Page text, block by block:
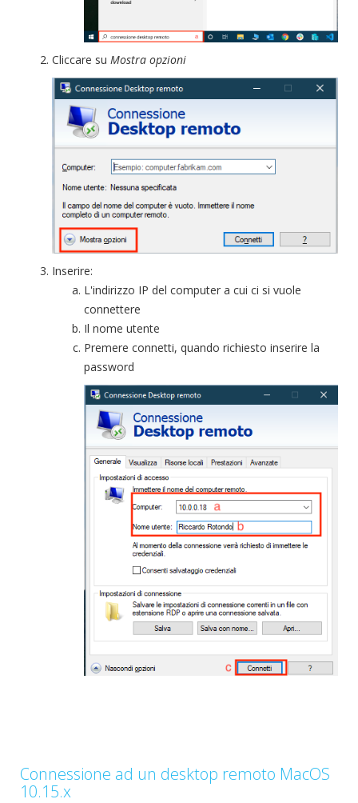
Cliccare su Mostra opzioni
Inserire:
L'indirizzo IP del computer a cui ci si vuole
connettere
Il nome utente
Premere connetti, quando richiesto inserire la
password
Connessione ad un desktop remoto MacOS
10.15.x